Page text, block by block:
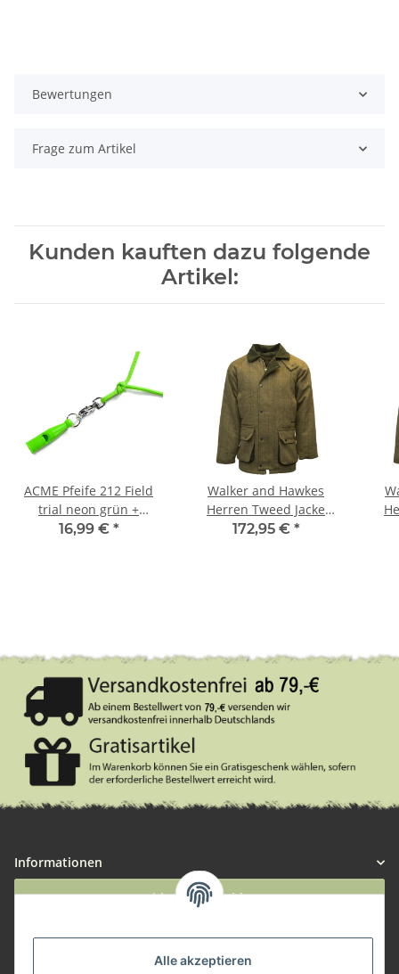
Alle akzeptieren
Bewertungen
Frage zum Artikel
Kunden kauften dazu folgende
Artikel:
ACME Pfeife 212 Field
trial neon grün +
Pfeifenband kostenlos
16,99 € *
Walker and Hawkes
Herren Tweed Jacke
Derby Barlaston – Light
172,95 € *
Informationen
Widerruf anmelden